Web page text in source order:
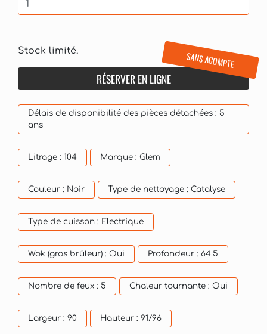
Stock limité.
RÉSERVER EN LIGNE
SANS ACOMPTE
Délais de disponibilité des pièces détachées : 5
ans
Litrage : 104 Marque : Glem
Couleur : Noir Type de nettoyage : Catalyse
Type de cuisson : Electrique
Wok (gros brûleur) : Oui Profondeur : 64.5
Nombre de feux : 5 Chaleur tournante : Oui
Largeur : 90 Hauteur : 91/96